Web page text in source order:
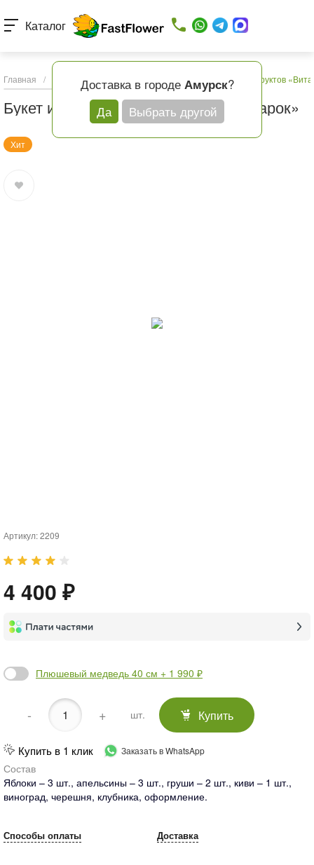
Доставка в городе Амурск?
Да
Выбрать другой
Каталог
Главная / Каталог товаров Подарки и шары Букет из фруктов
Букет из фруктов «Витаминный подарок»
Хит
Артикул:2209
4 400 ₽
Плюшевый медведь 40 см + 1 990 ₽
- + шт. Купить
Купить в 1 клик Заказать в WhatsApp
Состав
Яблоки – 3 шт., апельсины – 3 шт., груши – 2 шт., киви – 1 шт.,
виноград, черешня, клубника, оформление.
Способы оплаты Доставка